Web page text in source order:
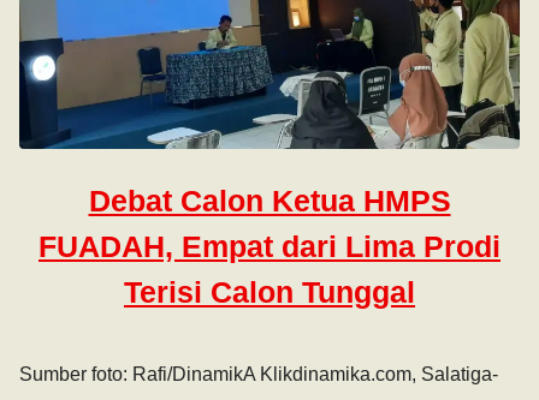
Debat Calon Ketua HMPS
FUADAH, Empat dari Lima Prodi
Terisi Calon Tunggal
Sumber foto: Rafi/DinamikA Klikdinamika.com, Salatiga-